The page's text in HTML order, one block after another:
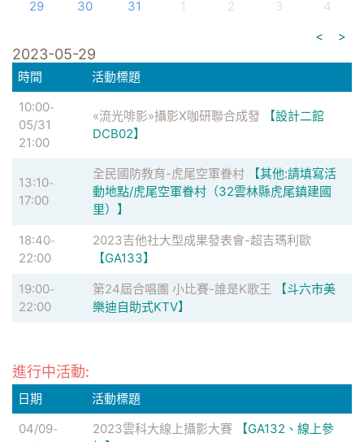
29
30 31 1 2 3
4
<
>
2023-05-29
時間
活動標題
10:00-
05/31
21:00
«流光啡影»攝影X咖研聯合成發
【設計二館
DCB02】
13:10-
17:00
全民國防教育-虎尾空軍眷村
【其他:請填寫活
動地點/虎尾空軍眷村（32雲林縣虎尾鎮建國
里）】
18:40-
22:00
2023吉他社大型成果發表會-超吉瑪利歐
【GA133】
19:00-
22:00
第24屆合唱團 小比賽-誰是K歌王
【斗六市美
樂迪自助式KTV】
進行中活動:
日期
活動標題
04/09- 2023雲科大線上攝影大賽
【GA132、線上參